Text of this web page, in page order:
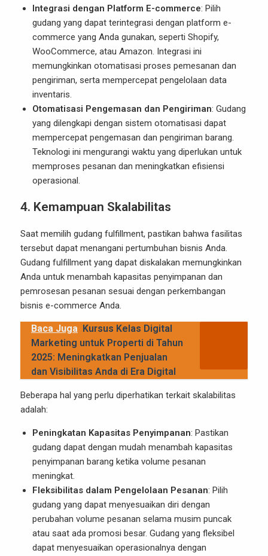
Integrasi dengan Platform E-commerce: Pilih
gudang yang dapat terintegrasi dengan platform e-
commerce yang Anda gunakan, seperti Shopify,
WooCommerce, atau Amazon. Integrasi ini
memungkinkan otomatisasi proses pemesanan dan
pengiriman, serta mempercepat pengelolaan data
inventaris.
Otomatisasi Pengemasan dan Pengiriman: Gudang
yang dilengkapi dengan sistem otomatisasi dapat
mempercepat pengemasan dan pengiriman barang.
Teknologi ini mengurangi waktu yang diperlukan untuk
memproses pesanan dan meningkatkan efisiensi
operasional.
4. Kemampuan Skalabilitas
Saat memilih gudang fulfillment, pastikan bahwa fasilitas
tersebut dapat menangani pertumbuhan bisnis Anda.
Gudang fulfillment yang dapat diskalakan memungkinkan
Anda untuk menambah kapasitas penyimpanan dan
pemrosesan pesanan sesuai dengan perkembangan
bisnis e-commerce Anda.
Baca Juga Kursus Kelas Digital
Marketing untuk Properti di Tahun
2025: Meningkatkan Penjualan
dan Visibilitas Anda di Era Digital
Beberapa hal yang perlu diperhatikan terkait skalabilitas
adalah:
Peningkatan Kapasitas Penyimpanan: Pastikan
gudang dapat dengan mudah menambah kapasitas
penyimpanan barang ketika volume pesanan
meningkat.
Fleksibilitas dalam Pengelolaan Pesanan: Pilih
gudang yang dapat menyesuaikan diri dengan
perubahan volume pesanan selama musim puncak
atau saat ada promosi besar. Gudang yang fleksibel
dapat menyesuaikan operasionalnya dengan